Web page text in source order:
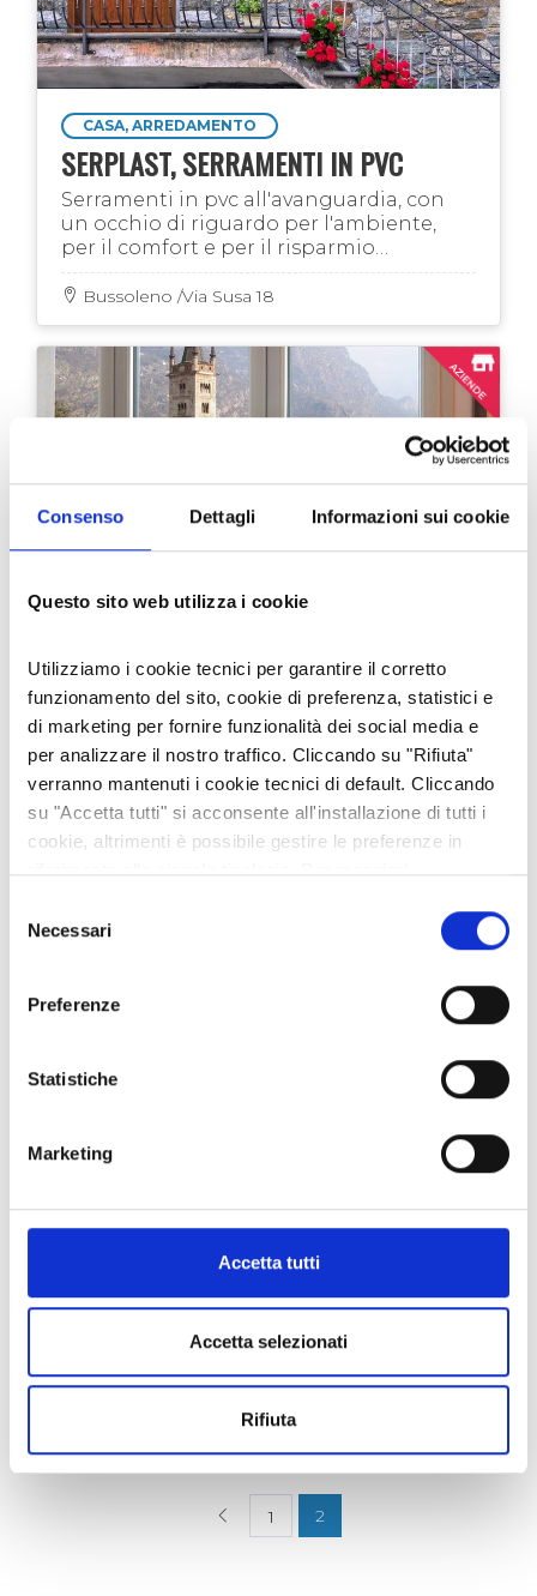
Consenso Dettagli Informazioni sui cookie
Questo sito web utilizza i cookie
Utilizziamo i cookie tecnici per garantire il corretto
funzionamento del sito, cookie di preferenza, statistici e
di marketing per fornire funzionalità dei social media e
per analizzare il nostro traffico. Cliccando su "Rifiuta"
verranno mantenuti i cookie tecnici di default. Cliccando
su "Accetta tutti" si acconsente all'installazione di tutti i
cookie, altrimenti è possibile gestire le preferenze in
riferimento alle singole tipologie. Per maggiori
delNecessari
Preferenze
Statistiche
Marketing
Accetta tutti
Accetta selezionati
Rifiuta
CASA, ARREDAMENTO
SERPLAST, SERRAMENTI IN PVC
Serramenti in pvc all'avanguardia, con
un occhio di riguardo per l'ambiente,
per il comfort e per il risparmio
energetico
Bussoleno /Via Susa 18
EDILIZIA
SERRAMENTI DGA VALSUSA
Un'azienda giovane che offre un servizio
completo: consulenza nella
progettazione, accuratezza nella posa in
opera e costante assistenza post vendita,
affiancata dalla produzione diretta di …
Bussoleno, Villar Focchiardo /Via Nazionale 45
VINCIA DI MOUT
Un laboratorio di falegnameria "come
una volta", da cui escono pezzi unici,
Chiomonte /Via Levis 35
1 2